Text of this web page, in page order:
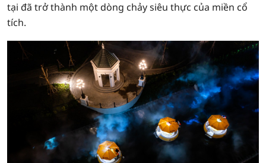
tại đã trở thành một dòng chảy siêu thực của miền cổ
tích.